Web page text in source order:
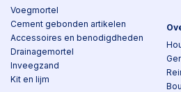
Voegmortel
Cement gebonden artikelen
Accessoires en benodigdheden
Drainagemortel
Inveegzand
Kit en lijm